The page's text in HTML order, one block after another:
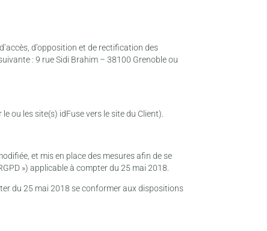
d’opposition et de rectification des
: 9 rue Sidi Brahim – 38100 Grenoble ou
ou les site(s) idFuse vers le site du Client).
et mis en place des mesures afin de se
») applicable à compter du 25 mai 2018.
du 25 mai 2018 se conformer aux dispositions